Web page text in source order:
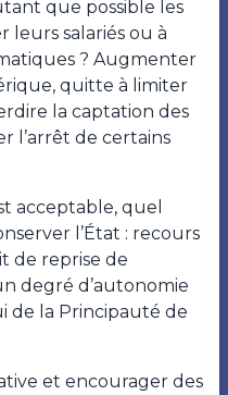
que possible les
leurs salariés ou à
? Augmenter
quitte à limiter
la captation des
l’arrêt de certains
acceptable, quel
l’État : recours
de reprise de
degré d’autonomie
de la Principauté de
et encourager des